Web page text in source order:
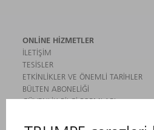
ONLINE HIZMETLER
İLETIŞIM
TESISLER
ETKINLIKLER VE ÖNEMLI TARIHLER
BÜLTEN ABONELIĞI
GÜVENLIK BILGI FORMLARI
MAKINALAR VE SISTEMLER